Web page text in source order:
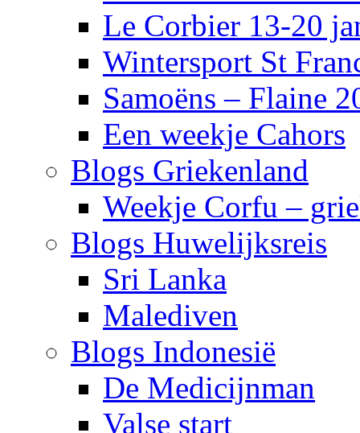
Le Corbier 13-20
Wintersport St
Samoëns – Flaine
Een weekje Cahors
Blogs Griekenland
Weekje Corfu –
Blogs Huwelijksreis
Sri Lanka
Malediven
Blogs Indonesië
De Medicijnman
Valse start